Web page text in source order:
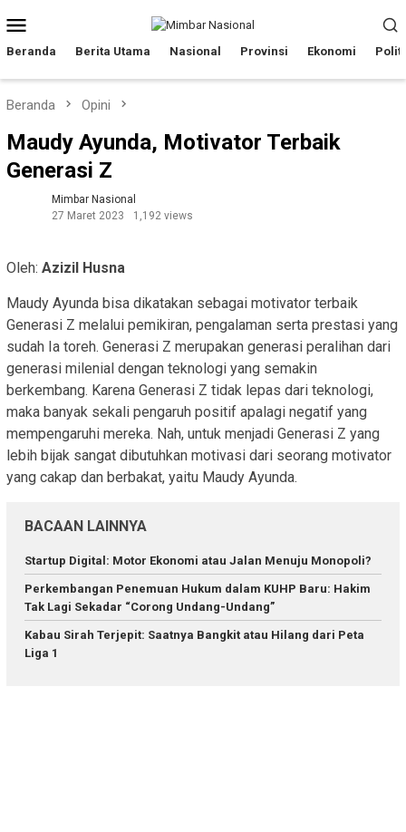
ke
Mobile
Beranda Berita Utama Nasional Provinsi Ekonomi
Beranda Opini
Maudy Ayunda, Motivator Terbaik
Generasi Z
Mimbar Nasional
27 Maret 2023
1,192 views
Oleh: Azizil Husna
Maudy Ayunda bisa dikatakan sebagai motivator terbaik
Generasi Z melalui pemikiran, pengalaman serta prestasi yang
sudah Ia toreh. Generasi Z merupakan generasi peralihan dari
generasi milenial dengan teknologi yang semakin
berkembang. Karena Generasi Z tidak lepas dari teknologi,
maka banyak sekali pengaruh positif apalagi negatif yang
mempengaruhi mereka. Nah, untuk menjadi Generasi Z yang
lebih bijak sangat dibutuhkan motivasi dari seorang motivator
yang cakap dan berbakat, yaitu Maudy Ayunda.
BACAAN LAINNYA
Startup Digital: Motor Ekonomi atau Jalan Menuju Monopoli?
Perkembangan Penemuan Hukum dalam KUHP Baru: Hakim
Tak Lagi Sekadar “Corong Undang-Undang”
Kabau Sirah Terjepit: Saatnya Bangkit atau Hilang dari Peta
Liga 1